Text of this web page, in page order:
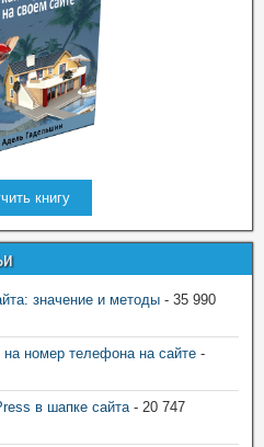
книгу
значение и методы - 35 990
номер телефона на сайте -
в шапке сайта- 20 747